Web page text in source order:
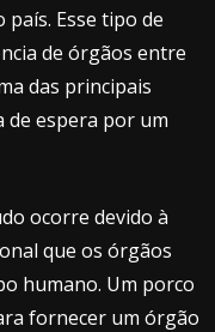
Esse tipo de
de órgãos entre
das principais
espera por um
ocorre devido à
que os órgãos
humano. Um porco
fornecer um órgão